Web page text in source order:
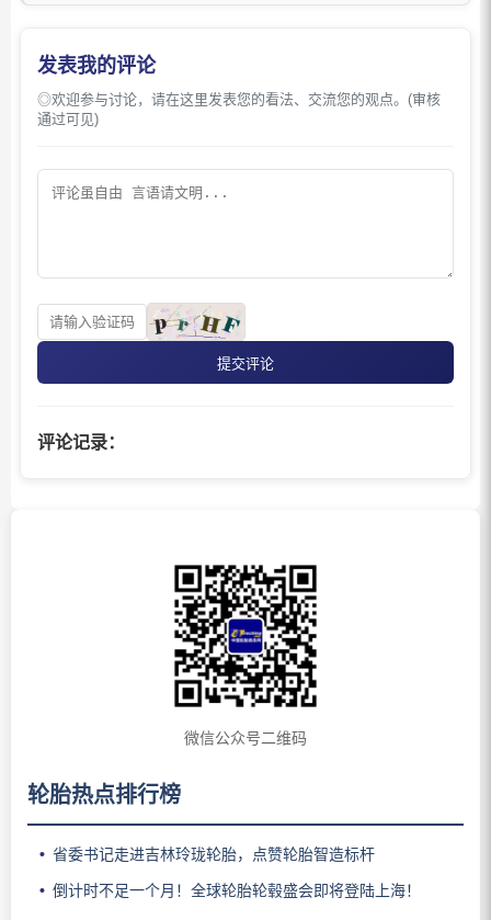
发表我的评论
◎欢迎参与讨论，请在这里发表您的看法、交流您的观点。(审核
通过可见)
提交评论
评论记录：
微信公众号二维码
轮胎热点排行榜
省委书记走进吉林玲珑轮胎，点赞轮胎智造标杆
倒计时不足一个月！全球轮胎轮毂盛会即将登陆上海！